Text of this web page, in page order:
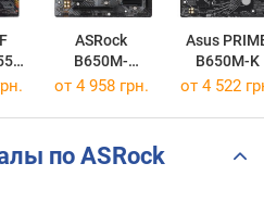
ASRock
B650M-
HDV/M.2
Asus
B650M-K
от 4 958 грн. от 4 522
по ASRock